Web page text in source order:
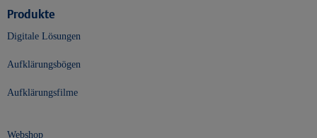
Produkte
Digitale Lösungen
Aufklärungsbögen
Aufklärungsfilme
Webshop